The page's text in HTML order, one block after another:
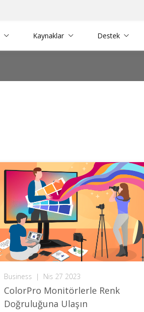
Kaynaklar Destek
Business | Nis 27 2023
ColorPro Monitörlerle Renk
Doğruluğuna Ulaşın